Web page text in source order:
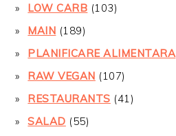
LOW CARB (103)
MAIN (189)
PLANIFICARE ALIMENTARA
RAW VEGAN (107)
RESTAURANTS (41)
SALAD (55)